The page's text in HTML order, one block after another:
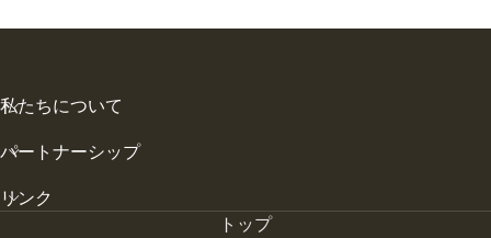
私たちについて
パートナーシップ
リンク
トップ